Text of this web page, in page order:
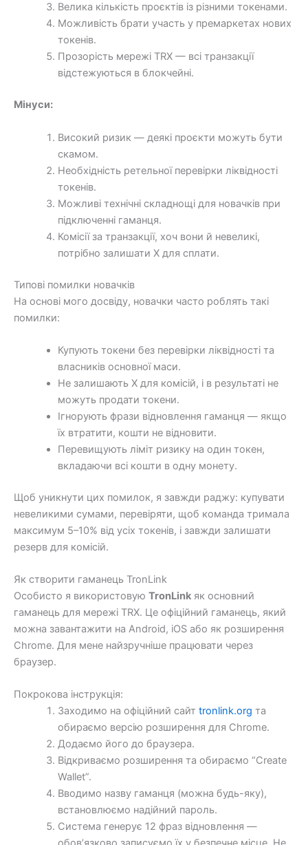
Велика кількість проєктів із різними токенами.
Можливість брати участь у премаркетах нових
токенів.
Прозорість мережі TRX — всі транзакції
відстежуються в блокчейні.
Мінуси:
Високий ризик — деякі проєкти можуть бути
скамом.
Необхідність ретельної перевірки ліквідності
токенів.
Можливі технічні складнощі для новачків при
підключенні гаманця.
Комісії за транзакції, хоч вони й невеликі,
потрібно залишати X для сплати.
Типові помилки новачків
На основі мого досвіду, новачки часто роблять такі
помилки:
Купують токени без перевірки ліквідності та
власників основної маси.
Не залишають X для комісій, і в результаті не
можуть продати токени.
Ігнорують фрази відновлення гаманця — якщо
їх втратити, кошти не відновити.
Перевищують ліміт ризику на один токен,
вкладаючи всі кошти в одну монету.
Щоб уникнути цих помилок, я завжди раджу: купувати
невеликими сумами, перевіряти, щоб команда тримала
максимум 5–10% від усіх токенів, і завжди залишати
резерв для комісій.
Як створити гаманець TronLink
Особисто я використовую TronLink як основний
гаманець для мережі TRX. Це офіційний гаманець, який
можна завантажити на Android, iOS або як розширення
Chrome. Для мене найзручніше працювати через
браузер.
Покрокова інструкція:
Заходимо на офіційний сайт tronlink.org та
обираємо версію розширення для Chrome.
Додаємо його до браузера.
Відкриваємо розширення та обираємо “Create
Wallet”.
Вводимо назву гаманця (можна будь-яку),
встановлюємо надійний пароль.
Система генерує 12 фраз відновлення —